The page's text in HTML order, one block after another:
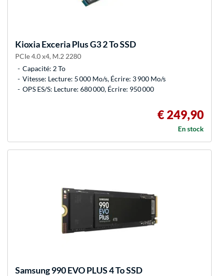
KioxiaExceria Plus G3 2 To SSD
PCIe 4.0 x4, M.2 2280
Capacité: 2 To
Vitesse: Lecture: 5 000 Mo/s, Écrire: 3 900 Mo/s
OPS ES/S: Lecture: 680 000, Écrire: 950 000
€ 249,90
En stock
Samsung990 EVO PLUS 4 To SSD